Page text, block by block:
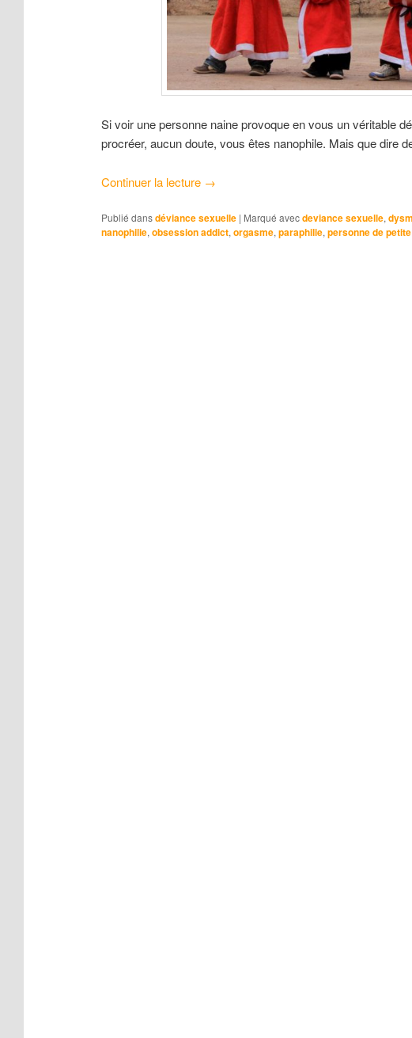
Si voir une personne naine provoque en vous un véritable
procréer, aucun doute, vous êtes nanophile. Mais que dire
Continuer la lecture →
Publié dans déviance sexuelle | Marqué avec deviance sexuelle,
nanophilie, obsession addict, orgasme, paraphilie, personne de